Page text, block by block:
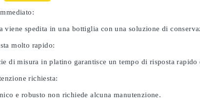
viene spedita in una bottiglia con una soluzione di
molto rapido:
di misura in platino garantisce un tempo di risposta
richiesta:
e robusto non richiede alcuna manutenzione.